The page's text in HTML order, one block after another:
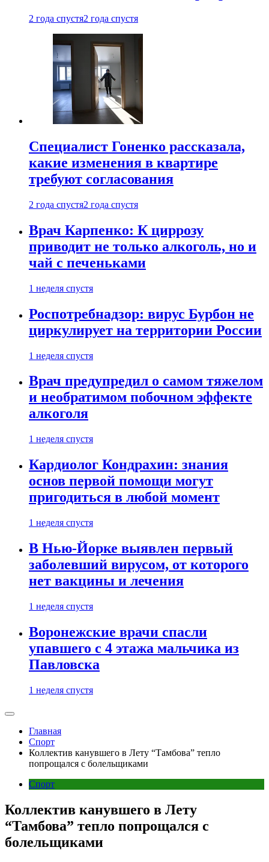
2 года спустя2 года спустя
Специалист Гоненко рассказала,
какие изменения в квартире
требуют согласования
2 года спустя2 года спустя
Врач Карпенко: К циррозу
приводит не только алкоголь, но и
чай с печеньками
1 неделя спустя
Роспотребнадзор: вирус Бурбон не
циркулирует на территории России
1 неделя спустя
Врач предупредил о самом тяжелом
и необратимом побочном эффекте
алкоголя
1 неделя спустя
Кардиолог Кондрахин: знания
основ первой помощи могут
пригодиться в любой момент
1 неделя спустя
В Нью-Йорке выявлен первый
заболевший вирусом, от которого
нет вакцины и лечения
1 неделя спустя
Воронежские врачи спасли
упавшего с 4 этажа мальчика из
Павловска
1 неделя спустя
Главная
Спорт
Коллектив канувшего в Лету “Тамбова” тепло
попрощался с болельщиками
Спорт
Коллектив канувшего в Лету
“Тамбова” тепло попрощался с
болельщиками